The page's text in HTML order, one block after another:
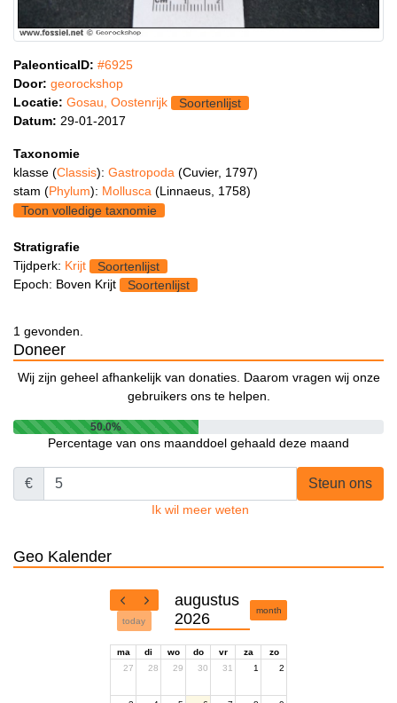
PaleonticaID: #6925
Door: georockshop
Locatie: Gosau, Oostenrijk
Soortenlijst
Datum: 29-01-2017
Taxonomie
klasse (Classis): Gastropoda (Cuvier, 1797)
stam (Phylum): Mollusca (Linnaeus, 1758)
Toon volledige taxnomie
Stratigrafie
Tijdperk: Krijt
Soortenlijst
Epoch: Boven Krijt
Soortenlijst
1 gevonden.
Doneer
Wij zijn geheel afhankelijk van donaties. Daarom vragen wij onze
gebruikers ons te helpen.
50.0%
Percentage van ons maanddoel gehaald deze maand
€ Steun ons
Ik wil meer weten
Geo Kalender
today
augustus
2026
month
ma di wo do vr za
zo
27
28 29 30 31 1 2